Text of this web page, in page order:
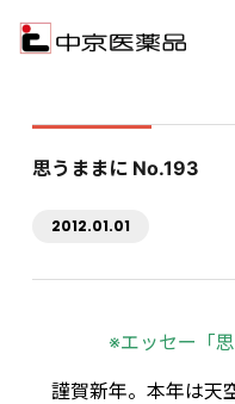
思うままに No.193
2012.01.01
※エッセー「
謹賀新年。本年は天